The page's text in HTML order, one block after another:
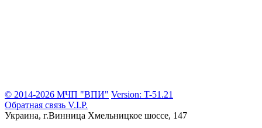
© 2014-2026 МЧП "ВПИ" Version: T-51.21
Обратная связь V.I.P.
Украина, г.Винница Хмельницкое шоссе, 147